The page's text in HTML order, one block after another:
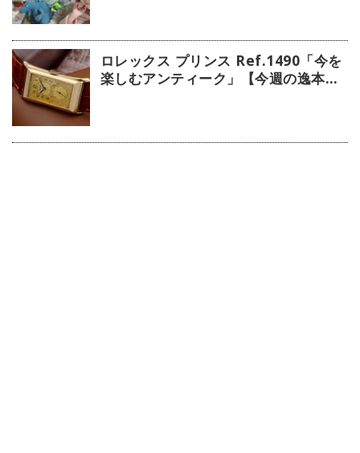
ロレックス プリンス Ref.1490「今を
楽しむアンティーク」【今週の逸本